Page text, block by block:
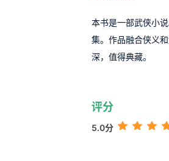
本书是一部武侠小
集。作品融合侠义
深，值得典藏。
评分
5.0分